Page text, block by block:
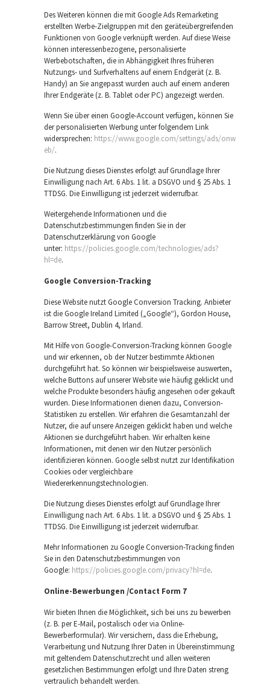
Des Weiteren können die mit Google Ads Remarketing
erstellten Werbe-Zielgruppen mit den geräteübergreifenden
Funktionen von Google verknüpft werden. Auf diese Weise
können interessenbezogene, personalisierte
Werbebotschaften, die in Abhängigkeit Ihres früheren
Nutzungs- und Surfverhaltens auf einem Endgerät (z. B.
Handy) an Sie angepasst wurden auch auf einem anderen
Ihrer Endgeräte (z. B. Tablet oder PC) angezeigt werden.
Wenn Sie über einen Google-Account verfügen, können Sie
der personalisierten Werbung unter folgendem Link
widersprechen: https://www.google.com/settings/ads/onw
eb/.
Die Nutzung dieses Dienstes erfolgt auf Grundlage Ihrer
Einwilligung nach Art. 6 Abs. 1 lit. a DSGVO und § 25 Abs. 1
TTDSG. Die Einwilligung ist jederzeit widerrufbar.
Weitergehende Informationen und die
Datenschutzbestimmungen finden Sie in der
Datenschutzerklärung von Google
unter: https://policies.google.com/technologies/ads?
hl=de.
Google Conversion-Tracking
Diese Website nutzt Google Conversion Tracking. Anbieter
ist die Google Ireland Limited („Google“), Gordon House,
Barrow Street, Dublin 4, Irland.
Mit Hilfe von Google-Conversion-Tracking können Google
und wir erkennen, ob der Nutzer bestimmte Aktionen
durchgeführt hat. So können wir beispielsweise auswerten,
welche Buttons auf unserer Website wie häufig geklickt und
welche Produkte besonders häufig angesehen oder gekauft
wurden. Diese Informationen dienen dazu, Conversion-
Statistiken zu erstellen. Wir erfahren die Gesamtanzahl der
Nutzer, die auf unsere Anzeigen geklickt haben und welche
Aktionen sie durchgeführt haben. Wir erhalten keine
Informationen, mit denen wir den Nutzer persönlich
identifizieren können. Google selbst nutzt zur Identifikation
Cookies oder vergleichbare
Wiedererkennungstechnologien.
Die Nutzung dieses Dienstes erfolgt auf Grundlage Ihrer
Einwilligung nach Art. 6 Abs. 1 lit. a DSGVO und § 25 Abs. 1
TTDSG. Die Einwilligung ist jederzeit widerrufbar.
Mehr Informationen zu Google Conversion-Tracking finden
Sie in den Datenschutzbestimmungen von
Google: https://policies.google.com/privacy?hl=de.
Online-Bewerbungen /Contact Form 7
Wir bieten Ihnen die Möglichkeit, sich bei uns zu bewerben
(z. B. per E-Mail, postalisch oder via Online-
Bewerberformular). Wir versichern, dass die Erhebung,
Verarbeitung und Nutzung Ihrer Daten in Übereinstimmung
mit geltendem Datenschutzrecht und allen weiteren
gesetzlichen Bestimmungen erfolgt und Ihre Daten streng
vertraulich behandelt werden.